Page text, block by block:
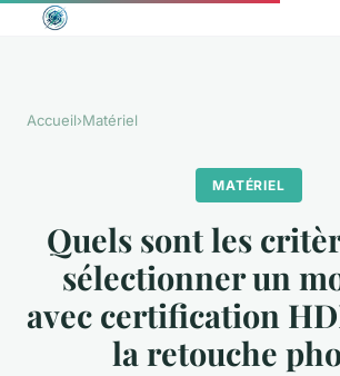
Accueil›Matériel
MATÉRIEL
Quels sont les
sélectionner un
avec certification
la retouche